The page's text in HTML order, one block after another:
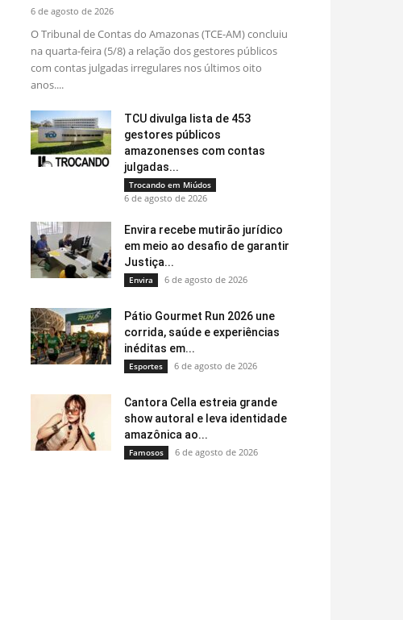
6 de agosto de 2026
O Tribunal de Contas do Amazonas (TCE-AM) concluiu
na quarta-feira (5/8) a relação dos gestores públicos
com contas julgadas irregulares nos últimos oito
anos....
TCU divulga lista de 453
gestores públicos
amazonenses com contas
julgadas...
Trocando em Miúdos
6 de agosto de 2026
Envira recebe mutirão jurídico
em meio ao desafio de garantir
Justiça...
Envira 6 de agosto de 2026
Pátio Gourmet Run 2026 une
corrida, saúde e experiências
inéditas em...
Esportes 6 de agosto de 2026
Cantora Cella estreia grande
show autoral e leva identidade
amazônica ao...
Famosos 6 de agosto de 2026